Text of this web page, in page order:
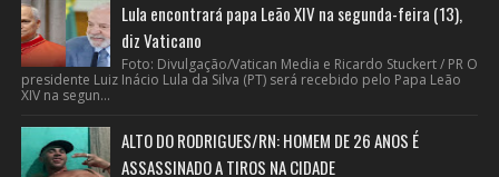
Lula encontrará papa Leão XIV na segunda-feira (13),
diz Vaticano
Foto: Divulgação/Vatican Media e Ricardo Stuckert / PR O
presidente Luiz Inácio Lula da Silva (PT) será recebido pelo Papa Leão
XIV na segun...
ALTO DO RODRIGUES/RN: HOMEM DE 26 ANOS É
ASSASSINADO A TIROS NA CIDADE